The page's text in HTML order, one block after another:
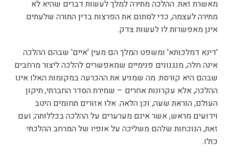
מאשרת זאת. ההלכה מתירה למלך לעשות דברים שהיא לא
מתירה לעצמה, כדי לסתום את הפרצות בדין התורה שלעתים
אינן מאפשרות לו לעשות צדק.
'דינא דמלכותא' ומשפט המלך הם מעין 'איים' שבהם ההלכה
אינה חלה, מנגנונים פנימיים שמאפשרים להלכה ליצור מרחבים
שבהם היא קורסת. מה שמניע את ההכרעה במקומות האלו אינו
ההלכה, אלא עקרונות אחרים – שמירת הסדר החברתי, תיקון
העולם, הוראת שעה, וכן הלאה. אלו אזורים תחומים היטב
וידועים מראש, אשר אינם מערערים על ההלכה בכללותה; ועם
זאת, הנוכחות שלהם משליכה על אופיו של המרחב ההלכתי
כולו.